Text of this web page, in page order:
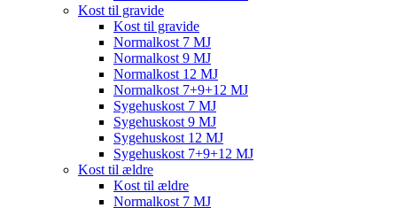
Kost til gravide
Kost til gravide
Normalkost 7 MJ
Normalkost 9 MJ
Normalkost 12 MJ
Normalkost 7+9+12 MJ
Sygehuskost 7 MJ
Sygehuskost 9 MJ
Sygehuskost 12 MJ
Sygehuskost 7+9+12 MJ
Kost til ældre
Kost til ældre
Normalkost 7 MJ